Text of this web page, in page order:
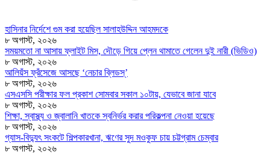
হাসিনার নির্দেশে গুম করা হয়েছিল সালাহউদ্দিন আহমদকে
৮ অগাস্ট, ২০২৬
সময়মতো না আসায় ফ্লাইট মিস, দৌড়ে গিয়ে প্লেন থামাতে গেলেন দুই নারী (ভিডিও)
৮ অগাস্ট, ২০২৬
আলিয়ঁস ফ্রঁসেজে আসছে ‘নেচার ব্লিডস্’
৮ অগাস্ট, ২০২৬
এসএসসি পরীক্ষার ফল প্রকাশ সোমবার সকাল ১০টায়, যেভাবে জানা যাবে
৮ অগাস্ট, ২০২৬
শিক্ষা, স্বাস্থ্য ও জ্বালানি খাতকে স্বনির্ভর করার পরিকল্পনা নেওয়া হয়েছে
৮ অগাস্ট, ২০২৬
গ্যাস-বিদ্যুৎ সংকটে শিল্পকারখানা, ঋণের সুদ মওকুফ চায় চট্টগ্রাম চেম্বার
৮ অগাস্ট, ২০২৬